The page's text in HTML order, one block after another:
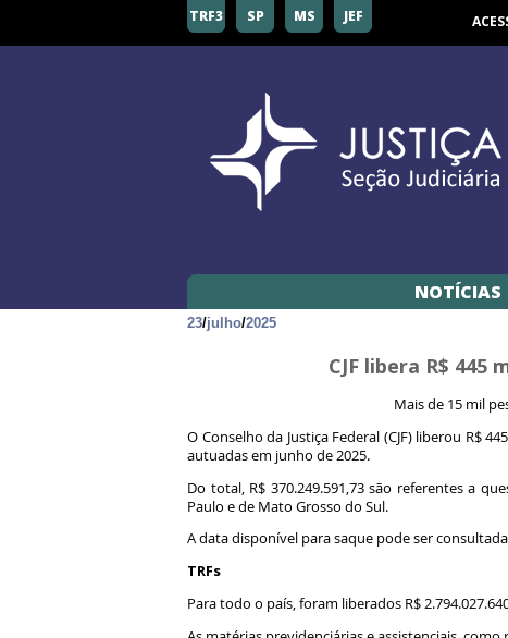
TRF3 SP MS JEF
NOTÍCIAS
23/julho/2025
CJF libera R$ 445
Mais de 15 mil
O Conselho da Justiça Federal (CJF) liberou R$
autuadas em junho de 2025.
Do total, R$ 370.249.591,73 são referentes a
Paulo e de Mato Grosso do Sul.
A data disponível para saque pode ser
TRFs
Para todo o país, foram liberados R$